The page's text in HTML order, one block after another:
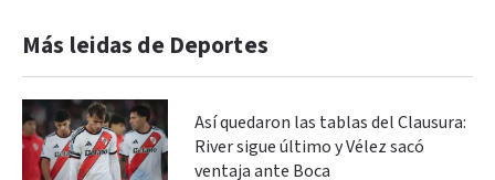
Más leidas de Deportes
Así quedaron las tablas del Clausura:
River sigue último y Vélez sacó
ventaja ante Boca